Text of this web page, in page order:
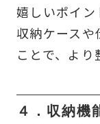
嬉しいポイン
収納ケースや
ことで、より
４．収納機